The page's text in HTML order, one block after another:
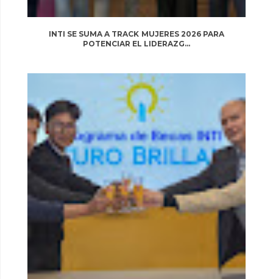
INTI SE SUMA A TRACK MUJERES 2026 PARA
POTENCIAR EL LIDERAZG...